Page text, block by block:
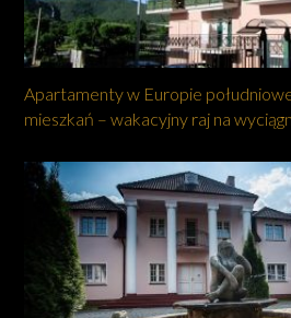
Apartamenty w Europie
mieszkań – wakacyjny raj na